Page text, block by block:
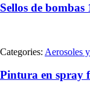
Sellos de
Categories: Aerosoles
Pintura en spray